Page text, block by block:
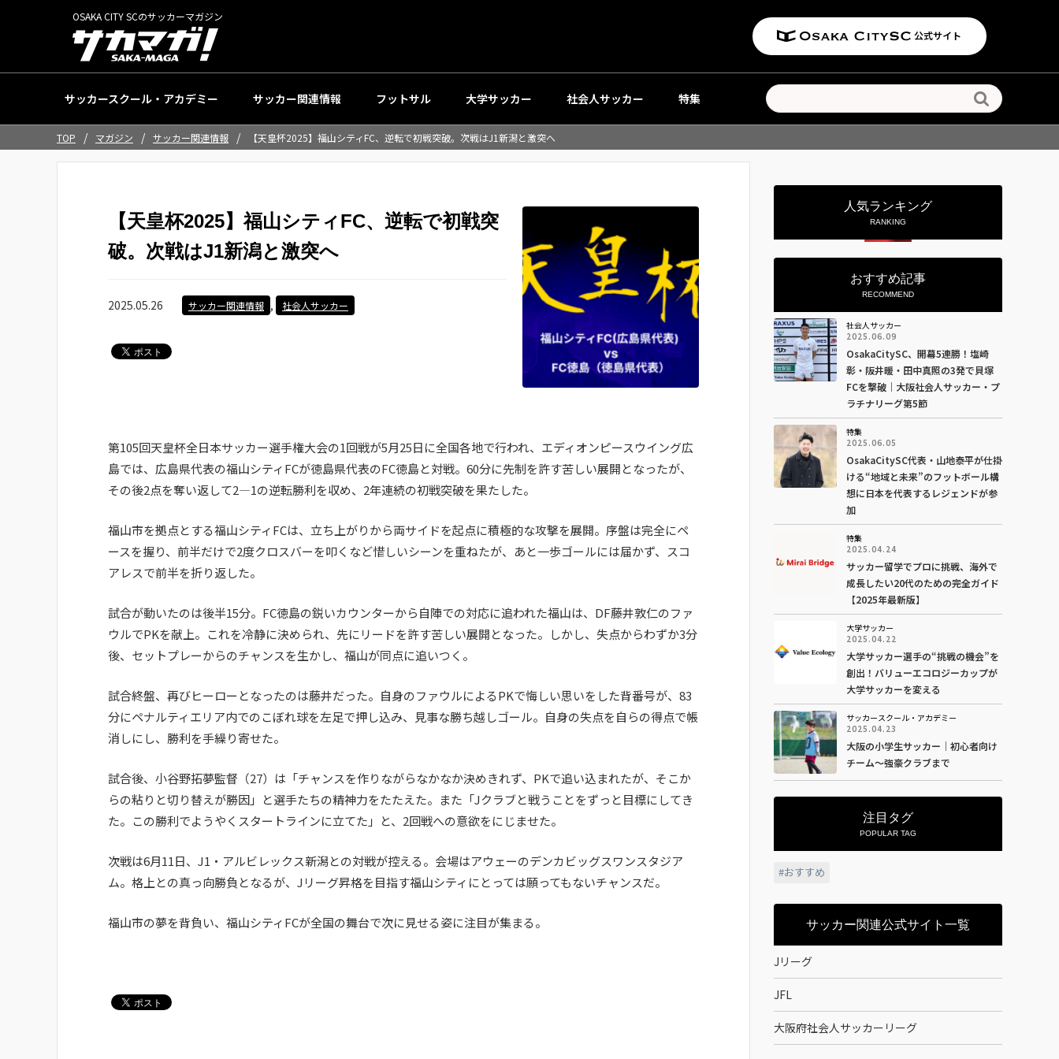
OSAKA CITY SCのサッカーマガジン
公式サイト
サッカースクール・アカデミー サッカー関連情報 フットサル 大学サッカー 社会人サッカー 特集 
TOP / マガジン / サッカー関連情報 / 【天皇杯2025】福山シティFC、逆転で初戦突破。次戦はJ1新潟と激突へ
【天皇杯2025】福山シティFC、逆転で初戦突
破。次戦はJ1新潟と激突へ
2025.05.26 サッカー関連情報 , 社会人サッカー
第105回天皇杯全日本サッカー選手権大会の1回戦が5月25日に全国各地で行われ、エディオンピースウイング広
島では、広島県代表の福山シティFCが徳島県代表のFC徳島と対戦。60分に先制を許す苦しい展開となったが、
その後2点を奪い返して2―1の逆転勝利を収め、2年連続の初戦突破を果たした。
福山市を拠点とする福山シティFCは、立ち上がりから両サイドを起点に積極的な攻撃を展開。序盤は完全にペ
ースを握り、前半だけで2度クロスバーを叩くなど惜しいシーンを重ねたが、あと一歩ゴールには届かず、スコ
アレスで前半を折り返した。
試合が動いたのは後半15分。FC徳島の鋭いカウンターから自陣での対応に追われた福山は、DF藤井敦仁のファ
ウルでPKを献上。これを冷静に決められ、先にリードを許す苦しい展開となった。しかし、失点からわずか3分
後、セットプレーからのチャンスを生かし、福山が同点に追いつく。
試合終盤、再びヒーローとなったのは藤井だった。自身のファウルによるPKで悔しい思いをした背番号が、83
分にペナルティエリア内でのこぼれ球を左足で押し込み、見事な勝ち越しゴール。自身の失点を自らの得点で帳
消しにし、勝利を手繰り寄せた。
試合後、小谷野拓夢監督（27）は「チャンスを作りながらなかなか決めきれず、PKで追い込まれたが、そこか
らの粘りと切り替えが勝因」と選手たちの精神力をたたえた。また「Jクラブと戦うことをずっと目標にしてき
た。この勝利でようやくスタートラインに立てた」と、2回戦への意欲をにじませた。
次戦は6月11日、J1・アルビレックス新潟との対戦が控える。会場はアウェーのデンカビッグスワンスタジア
ム。格上との真っ向勝負となるが、Jリーグ昇格を目指す福山シティにとっては願ってもないチャンスだ。
福山市の夢を背負い、福山シティFCが全国の舞台で次に見せる姿に注目が集まる。
人気ランキング
RANKING
おすすめ記事
RECOMMEND
社会人サッカー
2025.06.09
OsakaCitySC、開幕5連勝！塩崎
彰・阪井暖・田中真照の3発で貝塚
FCを撃破｜大阪社会人サッカー・プ
ラチナリーグ第5節
特集
2025.06.05
OsakaCitySC代表・山地泰平が仕掛
ける“地域と未来”のフットボール構
想に日本を代表するレジェンドが参
加
特集
2025.04.24
サッカー留学でプロに挑戦、海外で
成長したい20代のための完全ガイド
【2025年最新版】
大学サッカー
2025.04.22
大学サッカー選手の“挑戦の機会”を
創出！バリューエコロジーカップが
大学サッカーを変える
サッカースクール・アカデミー
2025.04.23
大阪の小学生サッカー｜初心者向け
チーム〜強豪クラブまで
注目タグ
POPULAR TAG
おすすめ
サッカー関連公式サイト一覧
Jリーグ
JFL
大阪府社会人サッカーリーグ